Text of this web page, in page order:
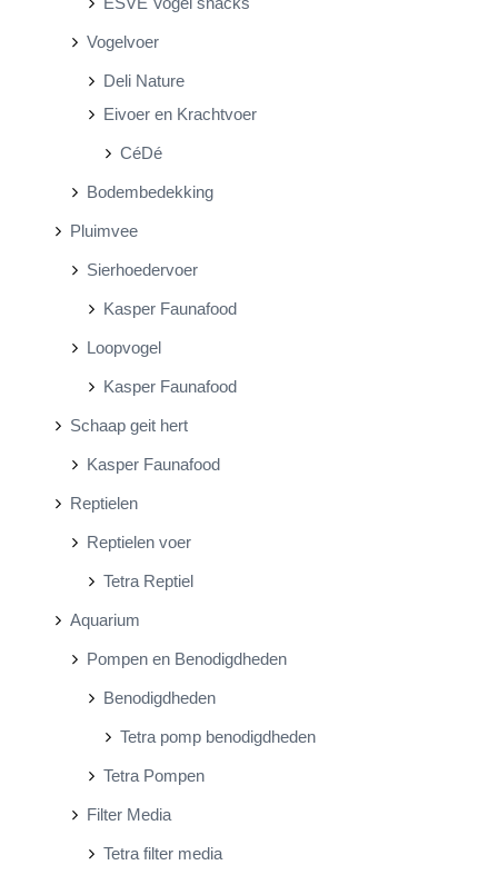
Vogelvoer
Deli Nature
Eivoer en Krachtvoer
CéDé
Bodembedekking
Pluimvee
Sierhoedervoer
Kasper Faunafood
Loopvogel
Kasper Faunafood
Schaap geit hert
Kasper Faunafood
Reptielen
Reptielen voer
Tetra Reptiel
Aquarium
Pompen en Benodigdheden
Benodigdheden
Tetra pomp benodigdheden
Tetra Pompen
Filter Media
Tetra filter media